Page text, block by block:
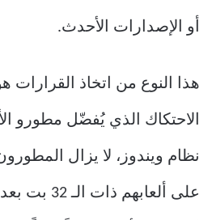
أو الإصدارات الأحدث.
هذا النوع من اتخاذ القرارات
الاحتكاك الذي يُفضّل مطورو
نظام ويندوز، لا يزال
على